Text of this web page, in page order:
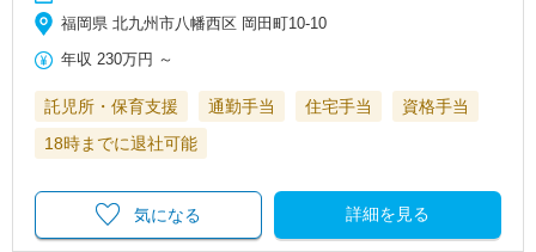
福岡県 北九州市八幡西区 岡田町10-10
年収 230万円 ～
託児所・保育支援 通勤手当 住宅手当
資格手当
18時までに退社可能
詳細を見る
気になる